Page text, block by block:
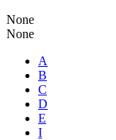
None
None
A
B
C
D
E
I